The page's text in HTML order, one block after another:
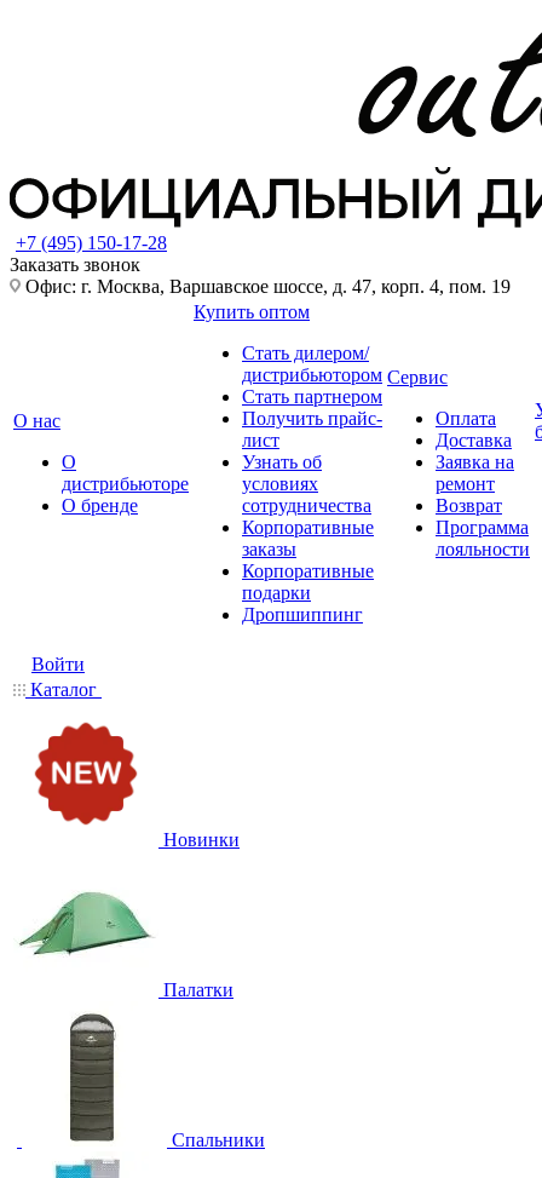
+7 (495) 150-17-28
Заказать звонок
Офис: г. Москва, Варшавское шоссе, д. 47, корп. 4, пом. 19
О нас
О
дистрибьюторе
О бренде
Купить оптом
Стать дилером/
дистрибьютором
Стать партнером
Получить прайс-
лист
Узнать об
условиях
сотрудничества
Корпоративные
заказы
Корпоративные
подарки
Дропшиппинг
Сервис
Оплата
Доставка
Заявка на
ремонт
Возврат
Программа
лояльности
Войти
Каталог
Новинки
Палатки
Спальники